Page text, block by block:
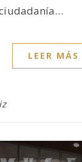
LEER MÁS